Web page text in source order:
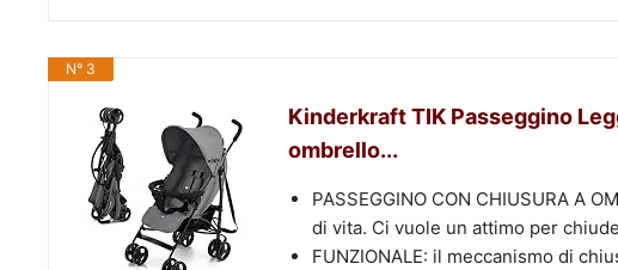
N° 3
Kinderkraft TIK Passeggino
ombrello...
PASSEGGINO CON CHIUSURA A
di vita. Ci vuole un attimo per
FUNZIONALE: il meccanismo di